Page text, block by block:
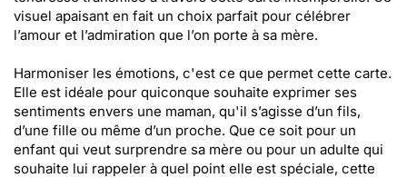
visuel apaisant en fait un choix parfait pour célébrer
l’amour et l’admiration que l’on porte à sa mère.
Harmoniser les émotions, c'est ce que permet cette carte.
Elle est idéale pour quiconque souhaite exprimer ses
sentiments envers une maman, qu'il s’agisse d’un fils,
d’une fille ou même d’un proche. Que ce soit pour un
enfant qui veut surprendre sa mère ou pour un adulte qui
souhaite lui rappeler à quel point elle est spéciale, cette